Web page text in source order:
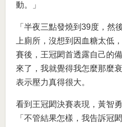
動。」
「半夜三點發燒到39度，然
上廁所，沒想到因血糖太低
賽後，王冠閎首透露自己的
來了，我就覺得我怎麼那麼
表示壓力真得很大。
看到王冠閎決賽表現，黃智
「不管結果怎樣，我告訴冠